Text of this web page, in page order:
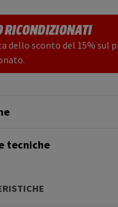
RICONDIZIONATI
dello sconto del 15% sul
tecniche